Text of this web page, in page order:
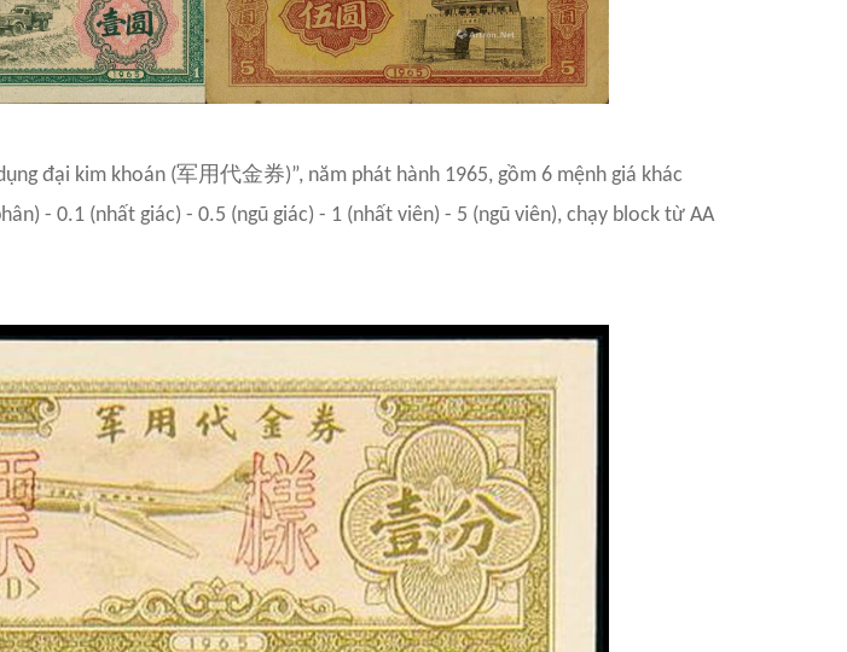
đại kim khoán (军用代金券)”, năm phát hành 1965, gồm 6 mệnh giá khác
- 0.1 (nhất giác) - 0.5 (ngũ giác) - 1 (nhất viên) - 5 (ngũ viên), chạy block từ AA